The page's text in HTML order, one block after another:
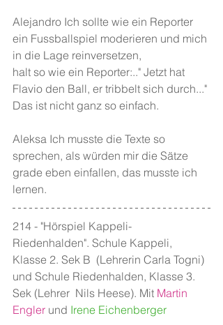
Alejandro Ich sollte wie ein Reporter
ein Fussballspiel moderieren und mich
in die Lage reinversetzen,
halt so wie ein Reporter:.." Jetzt hat
Flavio den Ball, er tribbelt sich durch..."
Das ist nicht ganz so einfach.
Aleksa Ich musste die Texte so
sprechen, als würden mir die Sätze
grade eben einfallen, das musste ich
lernen.
214 - "Hörspiel Kappeli-
Riedenhalden". Schule Kappeli,
Klasse 2. Sek B  (Lehrerin Carla Togni)
und Schule Riedenhalden, Klasse 3.
Sek (Lehrer  Nils Heese). Mit Martin
Engler und Irene Eichenberger